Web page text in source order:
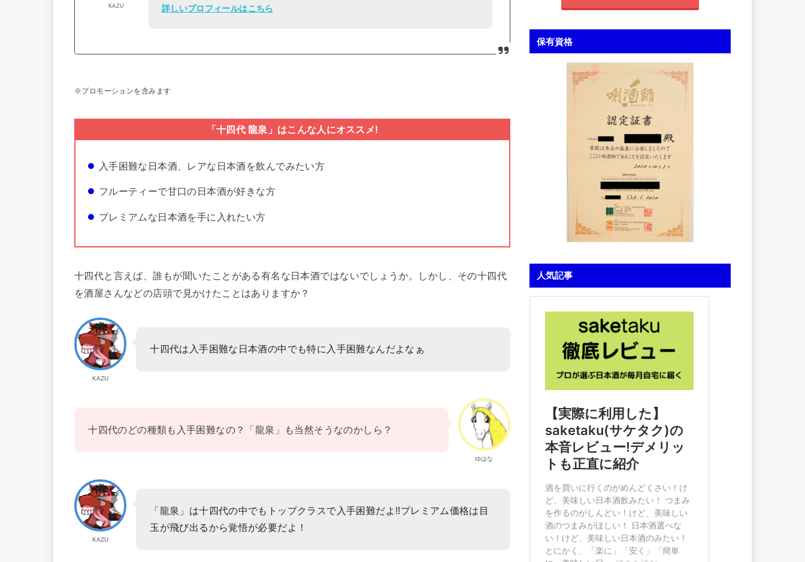
KAZU
詳しいプロフィールはこちら
※プロモーションを含みます
「十四代 龍泉」はこんな人にオススメ!
入手困難な日本酒、レアな日本酒を飲んでみたい方
フルーティーで甘口の日本酒が好きな方
プレミアムな日本酒を手に入れたい方
十四代と言えば、誰もが聞いたことがある有名な日本酒ではないでしょうか。しかし、その十四代
を酒屋さんなどの店頭で見かけたことはありますか？
KAZU
十四代は入手困難な日本酒の中でも特に入手困難なんだよなぁ
ゆはな
十四代のどの種類も入手困難なの？「龍泉」も当然そうなのかしら？
KAZU
「龍泉」は十四代の中でもトップクラスで入手困難だよ!!プレミアム価格は目
玉が飛び出るから覚悟が必要だよ！
保有資格
人気記事